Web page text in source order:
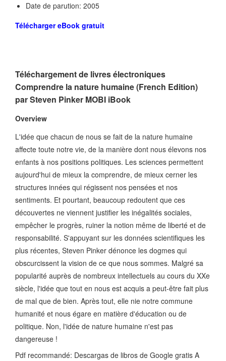
Date de parution: 2005
Télécharger eBook gratuit
Téléchargement de livres électroniques
Comprendre la nature humaine (French Edition)
par Steven Pinker MOBI iBook
Overview
L'idée que chacun de nous se fait de la nature humaine
affecte toute notre vie, de la manière dont nous élevons nos
enfants à nos positions politiques. Les sciences permettent
aujourd'hui de mieux la comprendre, de mieux cerner les
structures innées qui régissent nos pensées et nos
sentiments. Et pourtant, beaucoup redoutent que ces
découvertes ne viennent justifier les inégalités sociales,
empêcher le progrès, ruiner la notion même de liberté et de
responsabilité. S'appuyant sur les données scientifiques les
plus récentes, Steven Pinker dénonce les dogmes qui
obscurcissent la vision de ce que nous sommes. Malgré sa
popularité auprès de nombreux intellectuels au cours du XXe
siècle, l'idée que tout en nous est acquis a peut-être fait plus
de mal que de bien. Après tout, elle nie notre commune
humanité et nous égare en matière d'éducation ou de
politique. Non, l'idée de nature humaine n'est pas
dangereuse !
Pdf recommandé: Descargas de libros de Google gratis A